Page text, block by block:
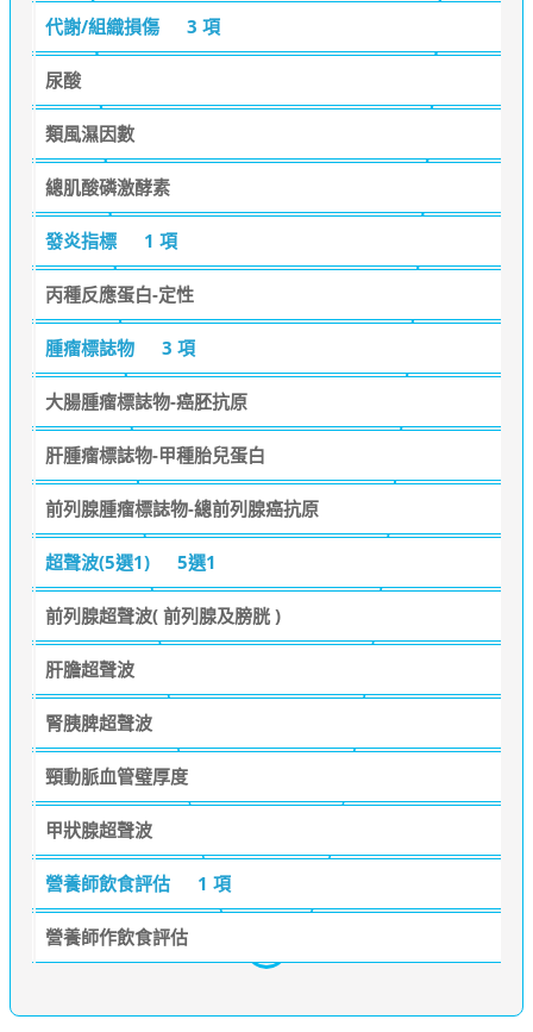
代謝/組織損傷 3 項
尿酸
類風濕因數
總肌酸磷激酵素
發炎指標 1 項
丙種反應蛋白-定性
腫瘤標誌物 3 項
大腸腫瘤標誌物-癌胚抗原
肝腫瘤標誌物-甲種胎兒蛋白
前列腺腫瘤標誌物-總前列腺癌抗原
超聲波(5選1) 5選1
前列腺超聲波( 前列腺及膀胱 )
肝膽超聲波
腎胰脾超聲波
頸動脈血管璧厚度
甲狀腺超聲波
營養師飲食評估 1 項
營養師作飲食評估